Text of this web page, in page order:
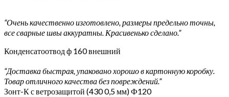
“Очень качественно изготовлено, размеры предельно точны,
все сварные швы аккуратны. Красивенько сделано.”
Конденсатоотвод ф 160 внешний
“Доставка быстрая, упаковано хорошо в картонную коробку.
Товар отличного качества без повреждений.”
Зонт-К с ветрозащитой (430 0,5 мм) Ф120